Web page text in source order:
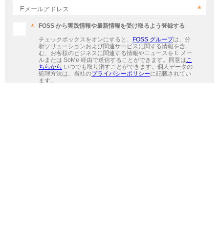
Eメールアドレス
FOSS から実践情報や最新情報を受け取るよう登録する
チェックボックスをオンにすると、 FOSS グループは、分
析ソリューションおよび関連サービスに関する情報を含
む、お客様のビジネスに関連する情報やニュースを E メー
ルまたは SoMe 経由で送信することができます。同意はこ
ちらから いつでも取り消すことができます。個人データの
処理方法は、当社のプライバシーポリシーに記載されてい
ます。